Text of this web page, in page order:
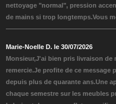
nettoyage "normal", pression
de mains si trop longtemps.Vous
Marie-Noelle D. le 30/07/2026
Monsieur,J'ai bien pris livraison de
remercie.Je profite de ce
depuis plus de quarante ans.Une
chaque semestre sur les meubles